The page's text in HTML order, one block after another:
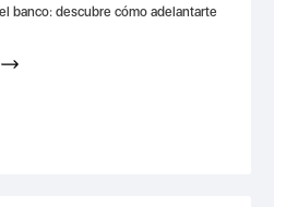
banco: descubre cómo adelantarte